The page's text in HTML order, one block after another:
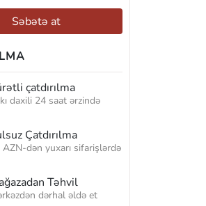
Səbətə at
çatdırılma
daxili 24 saat ərzində
Çatdırılma
AZN-dən yuxarı sifarişlərdə
Təhvil
dərhal əldə et